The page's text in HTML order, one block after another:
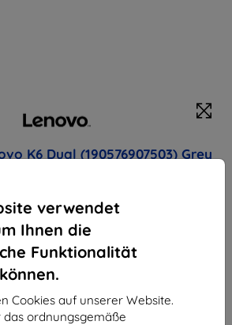
verwendet
Ihnen die
Funktionalität
Cookies auf unserer Website.
das ordnungsgemäße
K6 Dual (190576907503) Grey
sämtliches Zubehör dafür!